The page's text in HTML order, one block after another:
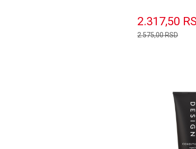
2.317,50
2.575,00RSD